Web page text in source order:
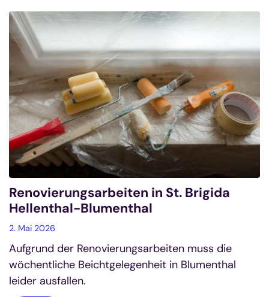
Renovierungsarbeiten in St. Brigida
Hellenthal-Blumenthal
2. Mai 2026
Aufgrund der Renovierungsarbeiten muss die
wöchentliche Beichtgelegenheit in Blumenthal
leider ausfallen.